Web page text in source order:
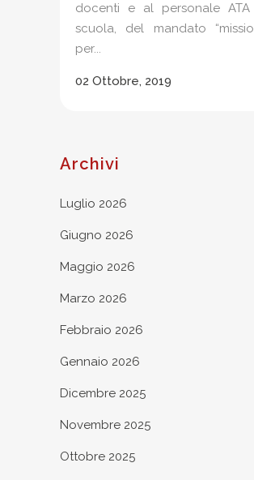
docenti e al personale
scuola, del mandato
per...
02 Ottobre, 2019
Archivi
Luglio 2026
Giugno 2026
Maggio 2026
Marzo 2026
Febbraio 2026
Gennaio 2026
Dicembre 2025
Novembre 2025
Ottobre 2025